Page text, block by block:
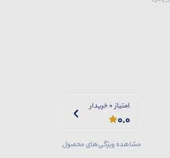
امتیاز 0 خریدار
0.0
مشاهده ویژگی‌های محصول